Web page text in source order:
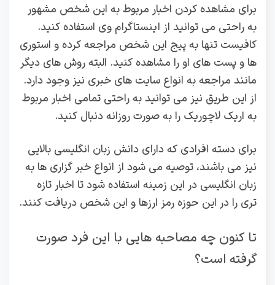
برای مشاهده کردن اخبار مربوط به این شخص مشهور
به راحتی می توانید از اینستاگرام وی استفاده کنید.
کافیست تنها به پیج این شخص مراجعه کرده و استوری
ها و پست های او را مشاهده کنید. البته روش های دیگر
مانند مراجعه به انواع سایت های خبری نیز وجود دارد.
از این طریق نیز می توانید به راحتی تمامی اخبار مربوط
به اریک لاچوریک را به صورت روزانه دنبال کنید.
برای دسته افرادی که دارای دانش زبان انگلیسی بالایی
نیز می باشند، توصیه می شود از انواع خبر گزاری ها به
زبان انگلیسی در این زمینه استفاده شود تا اخبار تازه
تری را در این حوزه رمز ارزها و این شخص دریافت کنند.
تا کنون چه مصاحبه هایی با این فرد صورت
گرفته است؟